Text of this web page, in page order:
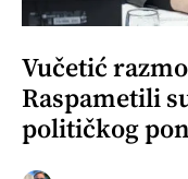
Vučetić
Raspametili
političkog